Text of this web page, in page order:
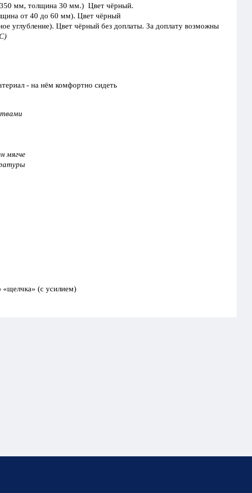
350 мм, толщина 30 мм.) Цвет чёрный.
от 40 до 60 мм). Цвет чёрный
углубление). Цвет чёрный без доплаты. За доплату возможны
- на нём комфортно сидеть
мягче
«щелчка» (с усилием)